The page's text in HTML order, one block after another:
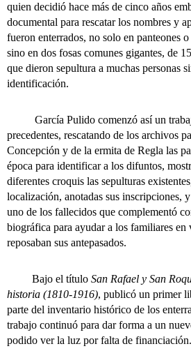
quien decidió hace más de cinco años
documental para rescatar los nombres y
fueron enterrados, no solo en panteones
sino en dos fosas comunes gigantes, de
que dieron sepultura a muchas personas
identificación.
García Pulido comenzó así un
precedentes, rescatando de los archivos
Concepción y de la ermita de Regla las
época para identificar a los difuntos,
diferentes croquis las sepulturas
localización, anotadas sus inscripciones,
uno de los fallecidos que complementó
biográfica para ayudar a los familiares en
reposaban sus antepasados.
Bajo el título San Rafael y San
historia (1810-1916), publicó un primer
parte del inventario histórico de los
trabajo continuó para dar forma a un
podido ver la luz por falta de financiación.